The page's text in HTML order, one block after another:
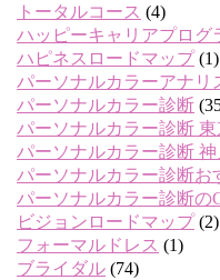
トータルコース (4)
ハッピーキャリアプログ
ハピネスロードマップ(1)
パーソナルカラーアナリ
パーソナルカラー診断
パーソナルカラー診断 東
パーソナルカラー診断 神
パーソナルカラー診断お
パーソナルカラー診断の
ビジョンロードマップ(2)
フォーマルドレス (1)
ブライダル (74)